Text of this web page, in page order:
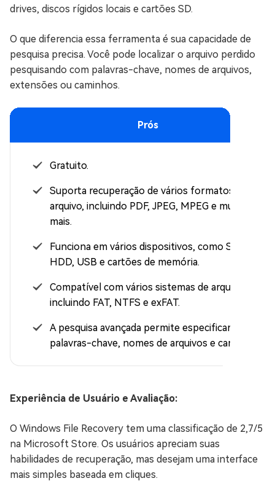
drives, discos rígidos locais e cartões SD.
O que diferencia essa ferramenta é sua capacidade de
pesquisa precisa. Você pode localizar o arquivo perdido
pesquisando com palavras-chave, nomes de arquivos,
extensões ou caminhos.
Prós
Gratuito.
Suporta recuperação de vários formatos de
arquivo, incluindo PDF, JPEG, MPEG e muito
mais.
Funciona em vários dispositivos, como SSD,
HDD, USB e cartões de memória.
Compatível com vários sistemas de arquivos,
incluindo FAT, NTFS e exFAT.
A pesquisa avançada permite especificar
palavras-chave, nomes de arquivos e caminhos.
Experiência de Usuário e Avaliação:
O Windows File Recovery tem uma classificação de 2,7/5
na Microsoft Store. Os usuários apreciam suas
habilidades de recuperação, mas desejam uma interface
mais simples baseada em cliques.